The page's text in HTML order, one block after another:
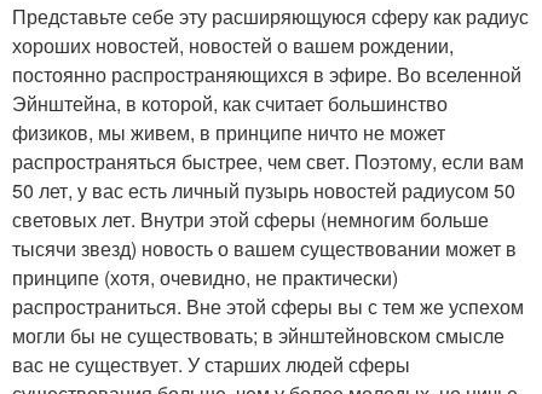
Представьте себе эту расширяющуюся сферу как радиус
хороших новостей, новостей о вашем рождении,
постоянно распространяющихся в эфире. Во вселенной
Эйнштейна, в которой, как считает большинство
физиков, мы живем, в принципе ничто не может
распространяться быстрее, чем свет. Поэтому, если вам
50 лет, у вас есть личный пузырь новостей радиусом 50
световых лет. Внутри этой сферы (немногим больше
тысячи звезд) новость о вашем существовании может в
принципе (хотя, очевидно, не практически)
распространиться. Вне этой сферы вы с тем же успехом
могли бы не существовать; в эйнштейновском смысле
вас не существует. У старших людей сферы